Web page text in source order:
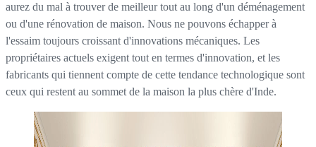
aurez du mal à trouver de meilleur tout au long d'un déménagement
ou d'une rénovation de maison. Nous ne pouvons échapper à
l'essaim toujours croissant d'innovations mécaniques. Les
propriétaires actuels exigent tout en termes d'innovation, et les
fabricants qui tiennent compte de cette tendance technologique sont
ceux qui restent au sommet de la maison la plus chère d'Inde.